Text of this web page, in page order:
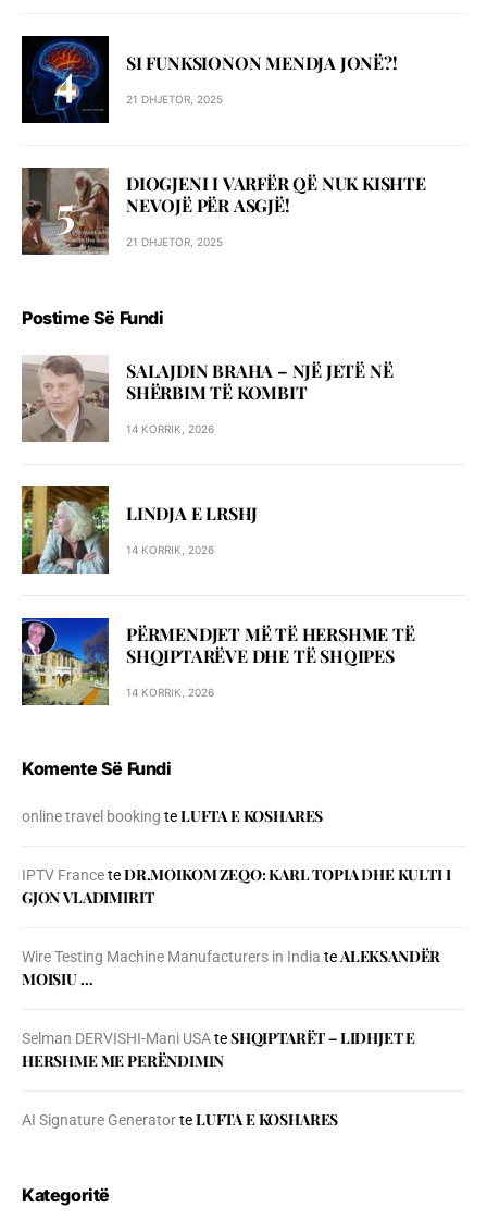
SI FUNKSIONON MENDJA JONË?!
21 DHJETOR, 2025
DIOGJENI I VARFËR QË NUK KISHTE
NEVOJË PËR ASGJË!
21 DHJETOR, 2025
Postime Së Fundi
SALAJDIN BRAHA – NJЁ JETЁ NЁ
SHЁRBIM TЁ KOMBIT
14 KORRIK, 2026
LINDJA E LRSHJ
14 KORRIK, 2026
PËRMENDJET MË TË HERSHME TË
SHQIPTARËVE DHE TË SHQIPES
14 KORRIK, 2026
Komente Së Fundi
online travel booking teLUFTA E KOSHARES
IPTV FranceteDR.MOIKOM ZEQO: KARL TOPIA DHE KULTI I
GJON VLADIMIRIT
Wire Testing Machine Manufacturers in India teALEKSANDËR
MOISIU …
Selman DERVISHI-Mani USAteSHQIPTARËT – LIDHJET E
HERSHME ME PERËNDIMIN
AI Signature GeneratorteLUFTA E KOSHARES
Kategoritë